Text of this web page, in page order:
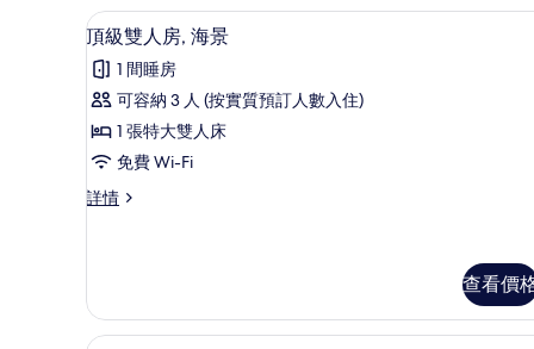
載
入
所
有
頂
雙
海
景
4
頂級雙人房, 海景
1 間睡房
可容納 3 人 (按實質預訂人數入住)
1 張特大雙人床
免費 Wi-Fi
詳情
頂
海
景
查看價